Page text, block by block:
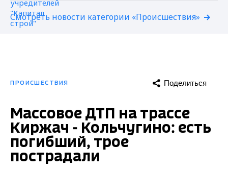
Смотреть новости категории «Происшествия»
ПРОИСШЕСТВИЯ Поделиться
Массовое ДТП на трассе
Киржач - Кольчугино: есть
погибший, трое
пострадали